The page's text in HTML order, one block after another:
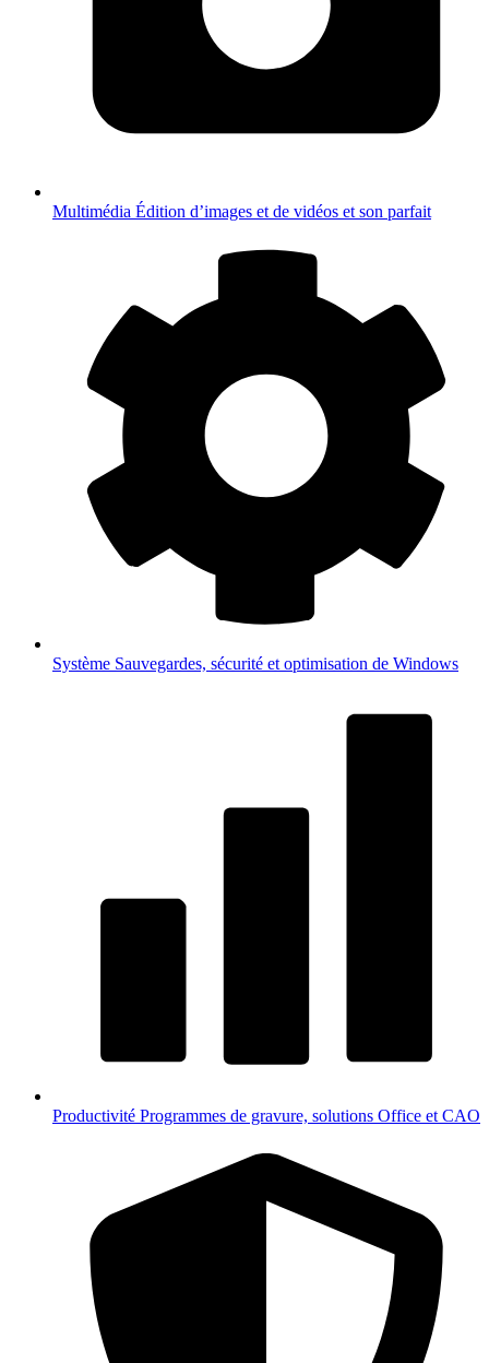
Multimédia Édition d’images et de vidéos et son parfait
Système Sauvegardes, sécurité et optimisation de Windows
Productivité Programmes de gravure, solutions Office et CAO